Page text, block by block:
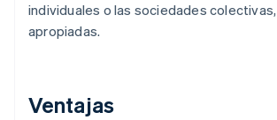
individuales o las sociedades
apropiadas.
Ventajas